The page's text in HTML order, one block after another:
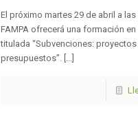
El próximo martes 29 de abril a las
FAMPA ofrecerá una formación en
titulada “Subvenciones: proyectos
presupuestos”. [...]